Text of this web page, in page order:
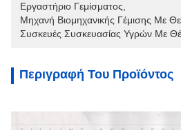
Εργαστήριο Γεμίσματος
Μηχανή Βιομηχανικής Γέμισης Με
Συσκευές Συσκευασίας Υγρών Με
Περιγραφή Του Προϊόντος